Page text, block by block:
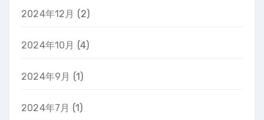
2024年12月 (2)
2024年10月 (4)
2024年9月 (1)
2024年7月 (1)